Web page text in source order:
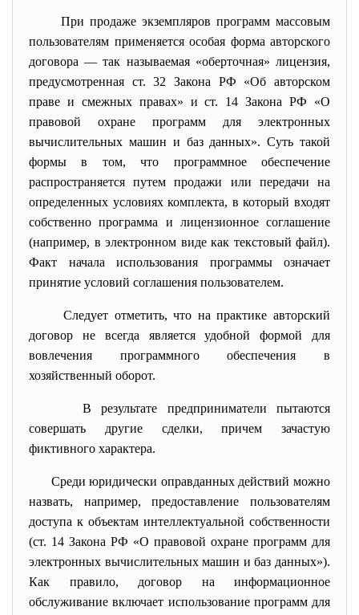
При продаже экземпляров программ массовым
пользователям применяется особая форма авторского
договора — так называемая «оберточная» лицензия,
предусмотренная ст. 32 Закона РФ «Об авторском
праве и смежных правах» и ст. 14 Закона РФ «О
правовой охране программ для электронных
вычислительных машин и баз данных». Суть такой
формы в том, что программное обеспечение
распространяется путем продажи или передачи на
определенных условиях комплекта, в который входят
собственно программа и лицензионное соглашение
(например, в электронном виде как текстовый файл).
Факт начала использования программы означает
принятие условий соглашения пользователем.
Следует отметить, что на практике авторский
договор не всегда является удобной формой для
вовлечения программного обеспечения в
хозяйственный оборот.
В результате предприниматели пытаются
совершать другие сделки, причем зачастую
фиктивного характера.
Среди юридически оправданных действий можно
назвать, например, предоставление пользователям
доступа к объектам интеллектуальной собственности
(ст. 14 Закона РФ «О правовой охране программ для
электронных вычислительных машин и баз данных»).
Как правило, договор на информационное
обслуживание включает использование программ для